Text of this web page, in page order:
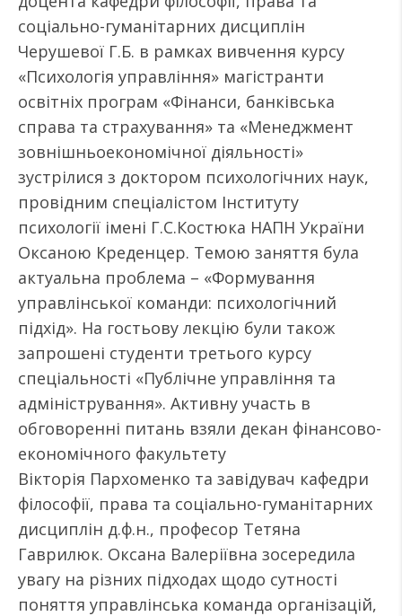
соціально-гуманітарних дисциплін
Черушевої Г.Б. в рамках вивчення курсу
«Психологія управління» магістранти
освітніх програм «Фінанси, банківська
справа та страхування» та «Менеджмент
зовнішньоекономічної діяльності»
зустрілися з доктором психологічних наук,
провідним спеціалістом Інституту
психології імені Г.С.Костюка НАПН України
Оксаною Креденцер. Темою заняття була
актуальна проблема – «Формування
управлінської команди: психологічний
підхід». На гостьову лекцію були також
запрошені студенти третього курсу
спеціальності «Публічне управління та
адміністрування». Активну участь в
обговоренні питань взяли декан фінансово-
економічного факультету
Вікторія Пархоменко та завідувач кафедри
філософії, права та соціально-гуманітарних
дисциплін д.ф.н., професор Тетяна
Гаврилюк. Оксана Валеріївна зосередила
увагу на різних підходах щодо сутності
поняття управлінська команда організацій,